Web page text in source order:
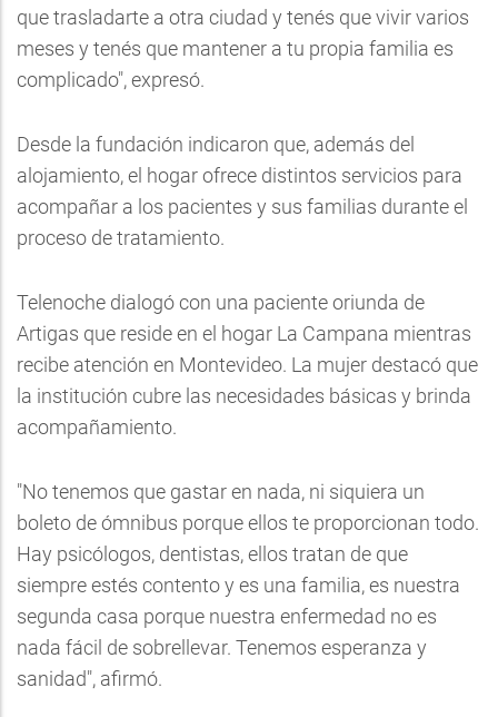
que trasladarte a otra ciudad y tenés que vivir varios
meses y tenés que mantener a tu propia familia es
complicado", expresó.
Desde la fundación indicaron que, además del
alojamiento, el hogar ofrece distintos servicios para
acompañar a los pacientes y sus familias durante el
proceso de tratamiento.
Telenoche dialogó con una paciente oriunda de
Artigas que reside en el hogar La Campana mientras
recibe atención en Montevideo. La mujer destacó que
la institución cubre las necesidades básicas y brinda
acompañamiento.
"No tenemos que gastar en nada, ni siquiera un
boleto de ómnibus porque ellos te proporcionan todo.
Hay psicólogos, dentistas, ellos tratan de que
siempre estés contento y es una familia, es nuestra
segunda casa porque nuestra enfermedad no es
nada fácil de sobrellevar. Tenemos esperanza y
sanidad", afirmó.